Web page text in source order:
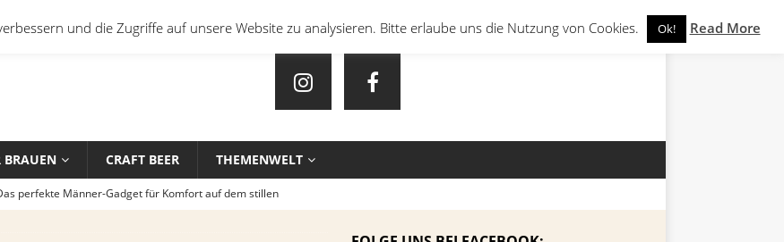
BRAUEN CRAFT BEER THEMENWELT
perfekte Männer-Gadget für Komfort auf dem stillen
und die Zugriffe auf unsere Website zu analysieren. Bitte erlaube uns die Nutzung von Cookies. Ok! Read More